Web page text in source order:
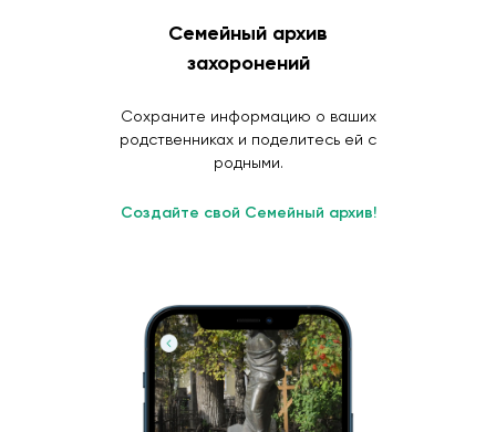
Семейный архив
захоронений
Сохраните информацию о ваших
родственниках и поделитесь ей с
родными.
Создайте свой Семейный архив!